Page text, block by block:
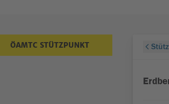
ÖAMTC STÜTZPUNKT